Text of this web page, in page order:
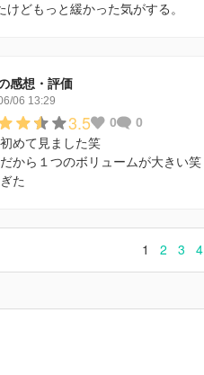
けどもっと緩かった気がする。
感想・評価
06 13:29
3.5 0
0
めて見ました笑
から１つのボリュームが大きい笑
た
1 2 3 4